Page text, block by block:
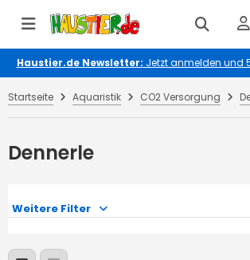
Haustier.de Newsletter: Jetzt anmelden und
Startseite Aquaristik CO2 Versorgung
Dennerle
Weitere Filter